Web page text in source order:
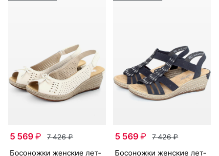
5 569₽ 7 426₽
бо­сонож­ки женс­кие лет­
5 569₽ 7 426₽
бо­сонож­ки женс­кие лет­